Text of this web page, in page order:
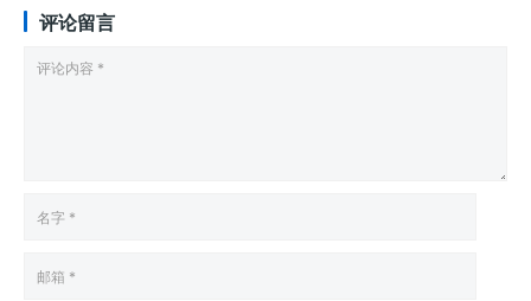
评论留言